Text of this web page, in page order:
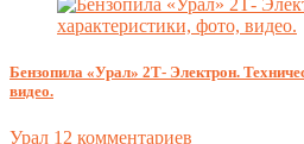
Бензопила «Урал» 2Т- Электрон.
видео.
Урал 12 комментариев